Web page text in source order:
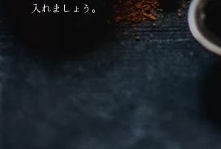
入れましょう。